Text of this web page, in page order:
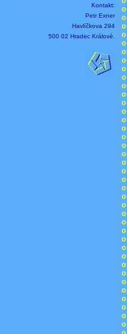
Kontakt:
Petr Exner
Havlíčkova 294
500 02 Hradec Králové.
o
o
o
o
o
o
o
o
o
o
o
o
o
o
o
o
o
o
o
o
o
o
o
o
o
o
o
o
o
o
o
o
o
o
o
o
o
o